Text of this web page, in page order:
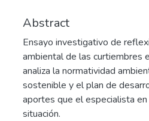
Abstract
Ensayo investigativo de
ambiental de las curtiembres
analiza la normatividad
sostenible y el plan de
aportes que el especialista
situación.